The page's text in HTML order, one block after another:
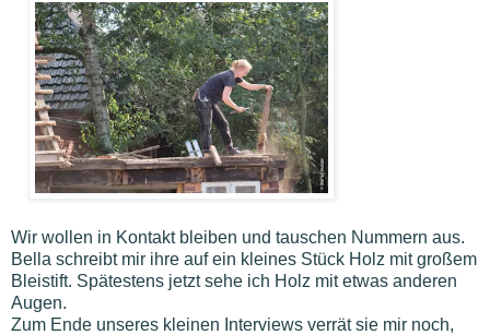
Wir wollen in Kontakt bleiben und tauschen Nummern aus.
Bella schreibt mir ihre auf ein kleines Stück Holz mit großem
Bleistift. Spätestens jetzt sehe ich Holz mit etwas anderen
Augen.
Zum Ende unseres kleinen Interviews verrät sie mir noch,